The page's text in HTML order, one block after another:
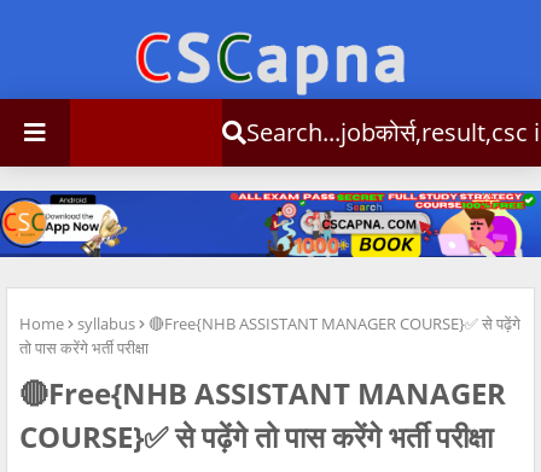
Search...jobकोर्स,result,csc info
Home syllabus
🔴Free{NHB ASSISTANT MANAGER COURSE}✅ से पढ़ेंगे
तो पास करेंगे भर्ती परीक्षा
🔴Free{NHB ASSISTANT MANAGER
COURSE}✅ से पढ़ेंगे तो पास करेंगे भर्ती परीक्षा